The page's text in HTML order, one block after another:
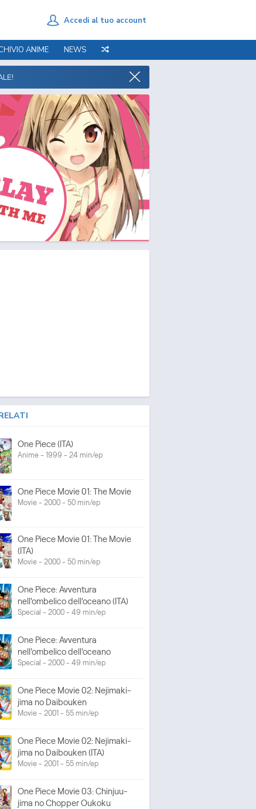
Accedi al tuo account
ANIME NEWS
One Piece (ITA)
Anime - 1999 - 24 min/ep
One Piece Movie 01: The Movie
Movie - 2000 - 50 min/ep
One Piece Movie 01: The Movie
(ITA)
Movie - 2000 - 50 min/ep
One Piece: Avventura
nell'ombelico dell'oceano (ITA)
Special - 2000 - 49 min/ep
One Piece: Avventura
nell'ombelico dell'oceano
Special - 2000 - 49 min/ep
One Piece Movie 02: Nejimaki-
jima no Daibouken
Movie - 2001 - 55 min/ep
One Piece Movie 02: Nejimaki-
jima no Daibouken (ITA)
Movie - 2001 - 55 min/ep
One Piece Movie 03: Chinjuu-
jima no Chopper Oukoku